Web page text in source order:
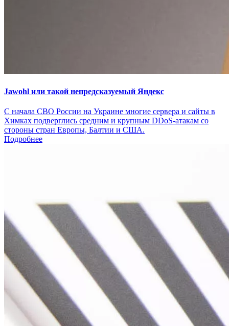
Jawohl или такой непредсказуемый Яндекс
С начала СВО России на Украине многие сервера и сайты в
Химках подверглись средним и крупным DDoS-атакам со
стороны стран Европы, Балтии и США.
Подробнее